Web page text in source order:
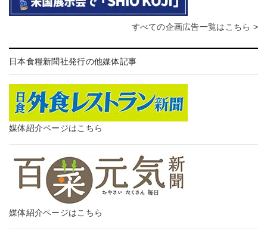
すべての企画広告一覧はこちら >
日本食糧新聞社発行の他媒体記事
媒体紹介ページはこちら
媒体紹介ページはこちら